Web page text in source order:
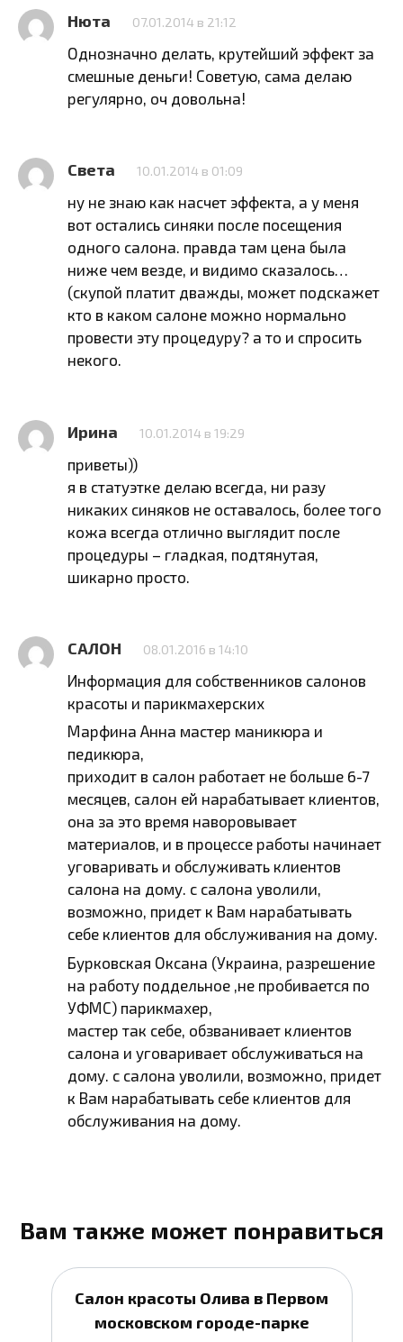
Нюта 07.01.2014 в 21:12
Однозначно делать, крутейший эффект за
смешные деньги! Советую, сама делаю
регулярно, оч довольна!
Света 10.01.2014 в 01:09
ну не знаю как насчет эффекта, а у меня
вот остались синяки после посещения
одного салона. правда там цена была
ниже чем везде, и видимо сказалось…
(скупой платит дважды, может подскажет
кто в каком салоне можно нормально
провести эту процедуру? а то и спросить
некого.
Ирина 10.01.2014 в 19:29
приветы))
я в статуэтке делаю всегда, ни разу
никаких синяков не оставалось, более того
кожа всегда отлично выглядит после
процедуры – гладкая, подтянутая,
шикарно просто.
САЛОН 08.01.2016 в 14:10
Информация для собственников салонов
красоты и парикмахерских
Марфина Анна мастер маникюра и
педикюра,
приходит в салон работает не больше 6-7
месяцев, салон ей нарабатывает клиентов,
она за это время наворовывает
материалов, и в процессе работы начинает
уговаривать и обслуживать клиентов
салона на дому. с салона уволили,
возможно, придет к Вам нарабатывать
себе клиентов для обслуживания на дому.
Бурковская Оксана (Украина, разрешение
на работу поддельное ,не пробивается по
УФМС) парикмахер,
мастер так себе, обзванивает клиентов
салона и уговаривает обслуживаться на
дому. с салона уволили, возможно, придет
к Вам нарабатывать себе клиентов для
обслуживания на дому.
Вам также может понравиться
Салон красоты Олива в Первом
московском городе-парке